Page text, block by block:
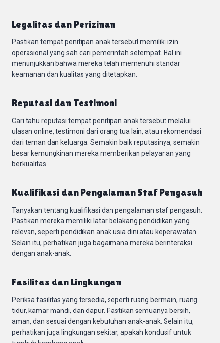
Legalitas dan Perizinan
Pastikan tempat penitipan anak tersebut memiliki izin
operasional yang sah dari pemerintah setempat. Hal ini
menunjukkan bahwa mereka telah memenuhi standar
keamanan dan kualitas yang ditetapkan.
Reputasi dan Testimoni
Cari tahu reputasi tempat penitipan anak tersebut melalui
ulasan online, testimoni dari orang tua lain, atau rekomendasi
dari teman dan keluarga. Semakin baik reputasinya, semakin
besar kemungkinan mereka memberikan pelayanan yang
berkualitas.
Kualifikasi dan Pengalaman Staf Pengasuh
Tanyakan tentang kualifikasi dan pengalaman staf pengasuh.
Pastikan mereka memiliki latar belakang pendidikan yang
relevan, seperti pendidikan anak usia dini atau keperawatan.
Selain itu, perhatikan juga bagaimana mereka berinteraksi
dengan anak-anak.
Fasilitas dan Lingkungan
Periksa fasilitas yang tersedia, seperti ruang bermain, ruang
tidur, kamar mandi, dan dapur. Pastikan semuanya bersih,
aman, dan sesuai dengan kebutuhan anak-anak. Selain itu,
perhatikan juga lingkungan sekitar, apakah kondusif untuk